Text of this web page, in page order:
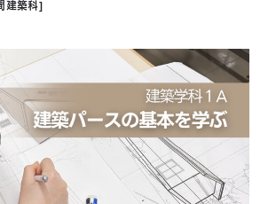
建築科]